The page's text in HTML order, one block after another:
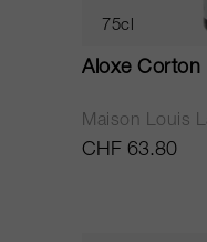
75cl
Aloxe Corton
Maison Louis
CHF 63.80